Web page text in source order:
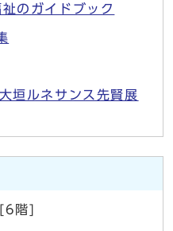
のガイドブック
垣ルネサンス先賢展
階]